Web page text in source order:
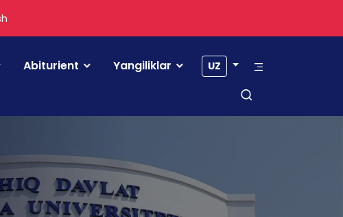
Abiturient Yangiliklar UZ